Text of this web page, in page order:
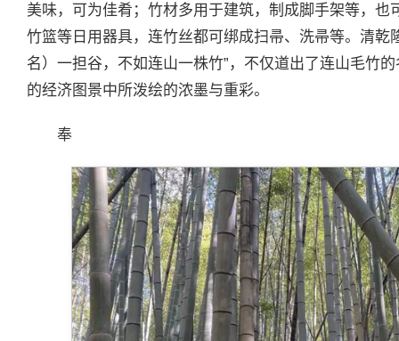
美味，可为佳肴；竹材多用于建筑，制成脚手架等，
竹篮等日用器具，连竹丝都可绑成扫帚、洗帚等。清乾
名）一担谷，不如连山一株竹”，不仅道出了连山毛竹
的经济图景中所泼绘的浓墨与重彩。
奉